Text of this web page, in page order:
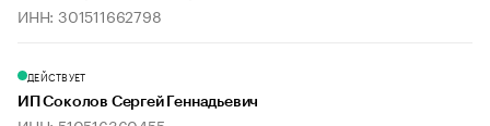
ИНН: 301511662798
ДЕЙСТВУЕТ
ИП Соколов Сергей Геннадьевич